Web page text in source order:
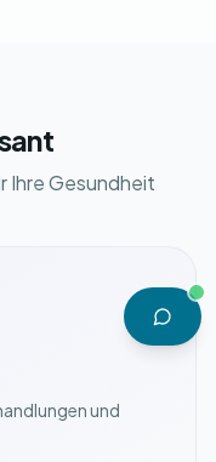
Ihre Gesundheit
und